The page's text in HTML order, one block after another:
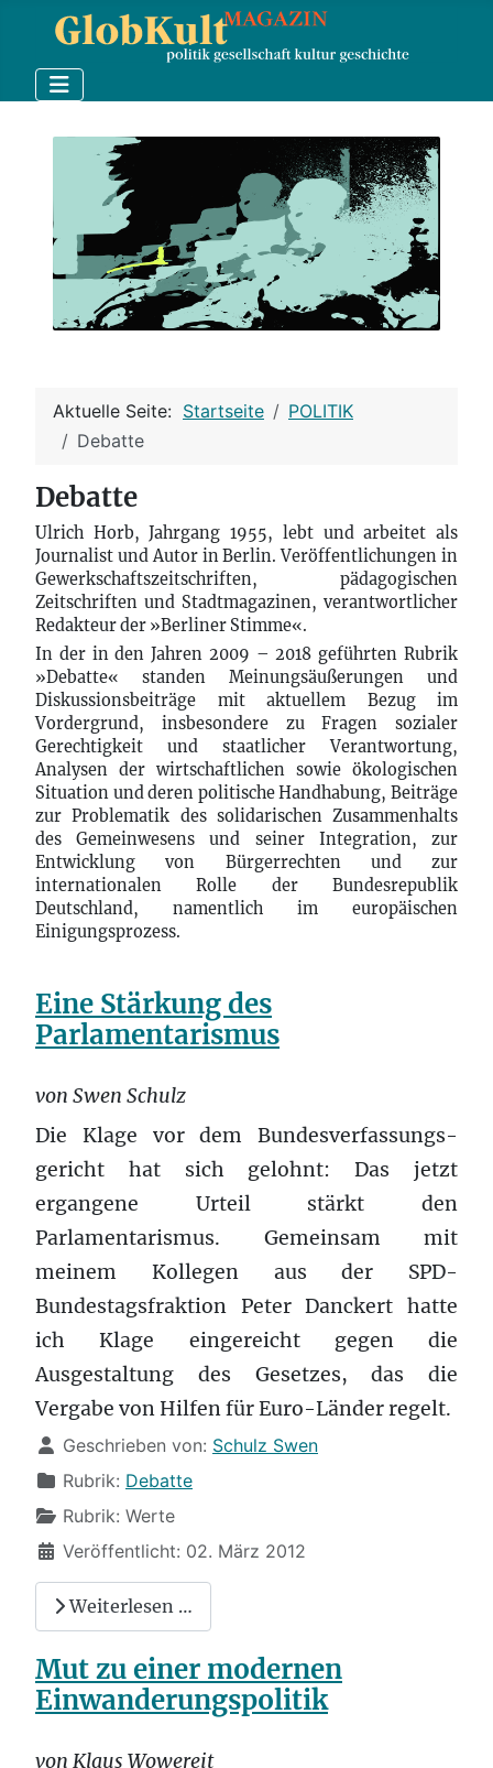
Aktuelle Seite: Startseite
POLITIK
Debatte
Debatte
Ulrich Horb, Jahrgang 1955, lebt und arbeitet als
Journalist und Autor in Berlin. Veröffentlichungen in
Gewerkschaftszeitschriften, pädagogischen
Zeitschriften und Stadtmagazinen, verantwortlicher
Redakteur der »Berliner Stimme«.
In der in den Jahren 2009 – 2018 geführten Rubrik
»Debatte« standen Meinungsäußerungen und
Diskussionsbeiträge mit aktuellem Bezug im
Vordergrund, insbesondere zu Fragen sozialer
Gerechtigkeit und staatlicher Verantwortung,
Analysen der wirtschaftlichen sowie ökologischen
Situation und deren politische Handhabung, Beiträge
zur Problematik des solidarischen Zusammenhalts
des Gemeinwesens und seiner Integration, zur
Entwicklung von Bürgerrechten und zur
internationalen Rolle der Bundesrepublik
Deutschland, namentlich im europäischen
Einigungsprozess.
Eine Stärkung des
Parlamentarismus
von Swen Schulz
Die Klage vor dem Bundes­verfassungs­
gericht hat sich gelohnt: Das jetzt
ergangene Urteil stärkt den
Parlamentarismus. Gemeinsam mit
meinem Kollegen aus der SPD-
Bundestagsfraktion Peter Danckert hatte
ich Klage eingereicht gegen die
Ausgestaltung des Gesetzes, das die
Vergabe von Hilfen für Euro-Länder regelt.
Details
Geschrieben von: Schulz Swen
Rubrik: Debatte
Rubrik: Werte
Veröffentlicht: 02. März 2012
Weiterlesen …
Mut zu einer modernen
Einwanderungspolitik
von Klaus Wowereit